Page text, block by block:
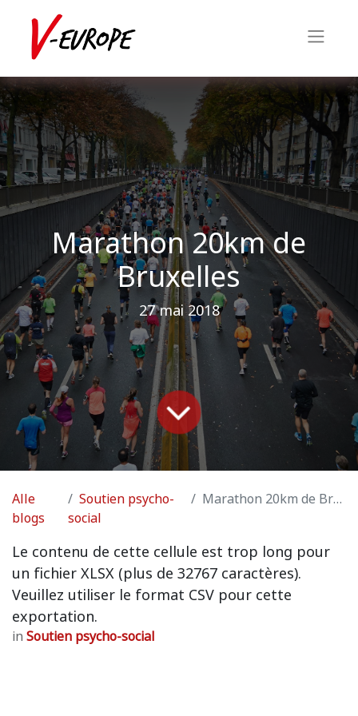
Marathon 20km de
Bruxelles
27 mai 2018
Alle
blogs
Soutien psycho-
social
Marathon 20km de Bruxelles
Le contenu de cette cellule est trop long pour
un fichier XLSX (plus de 32767 caractères).
Veuillez utiliser le format CSV pour cette
exportation.
in Soutien psycho-social